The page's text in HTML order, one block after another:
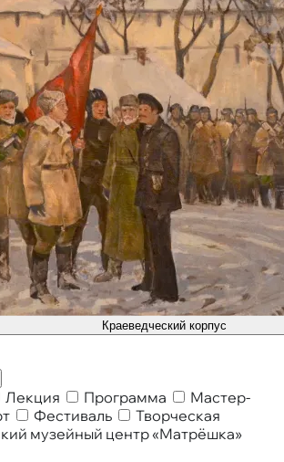
Краеведческий корпус
Лекция Программа
Мастер-
Фестиваль
Творческая
музейный центр «Матрёшка»